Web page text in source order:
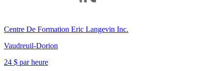
Centre De Formation Eric Langevin Inc.
Vaudreuil-Dorion
24 $ par heure